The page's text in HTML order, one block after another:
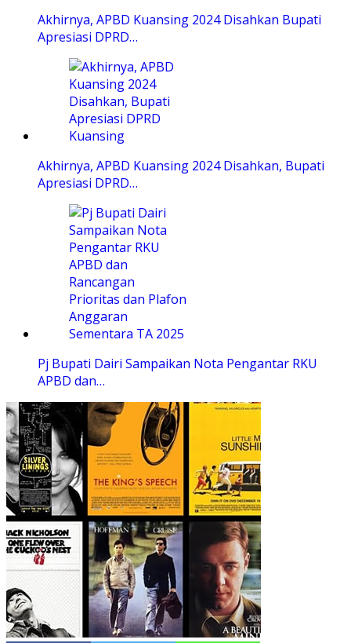
Akhirnya, APBD Kuansing 2024 Disahkan Bupati
Apresiasi DPRD…
Akhirnya, APBD Kuansing 2024 Disahkan, Bupati
Apresiasi DPRD…
Pj Bupati Dairi Sampaikan Nota Pengantar RKU
APBD dan…